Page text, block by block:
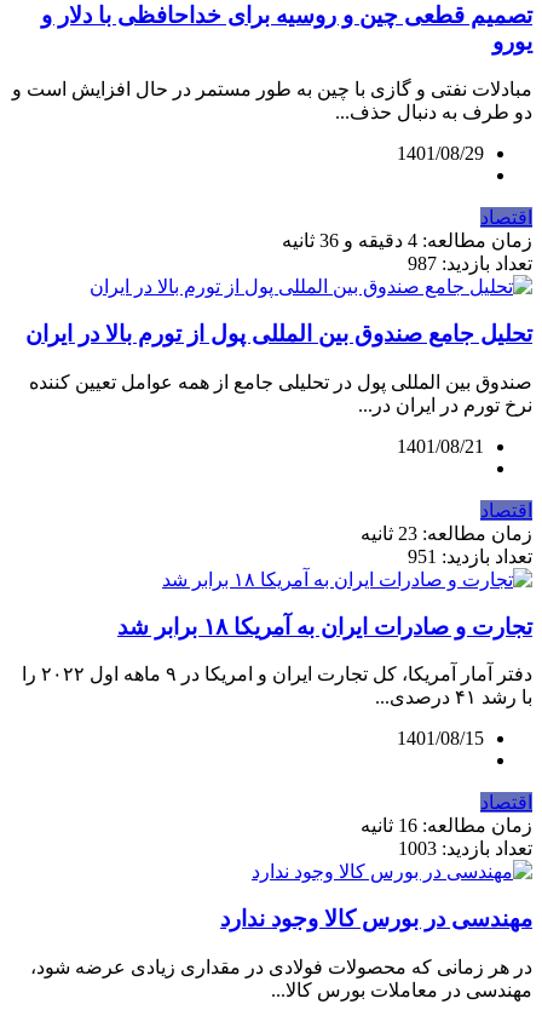
تصمیم قطعی چین و روسیه برای خداحافظی با دلار و
یورو
مبادلات نفتی و گازی با چین به طور مستمر در حال افزایش است و
دو طرف به دنبال حذف...
1401/08/29
اقتصاد
زمان مطالعه: 4 دقیقه و 36 ثانیه
تعداد بازدید: 987
تحلیل جامع صندوق بین المللی پول از تورم بالا در ایران
صندوق بین المللی پول در تحلیلی جامع از همه عوامل تعیین کننده
نرخ تورم در ایران در...
1401/08/21
اقتصاد
زمان مطالعه: 23 ثانیه
تعداد بازدید: 951
تجارت و صادرات ایران به آمریکا ۱۸ برابر شد
دفتر آمار آمریکا، کل تجارت ایران و امریکا در ۹ ماهه اول ۲۰۲۲ را
با رشد ۴۱ درصدی...
1401/08/15
اقتصاد
زمان مطالعه: 16 ثانیه
تعداد بازدید: 1003
مهندسی در بورس کالا وجود ندارد
در هر زمانی که محصولات فولادی در مقداری زیادی عرضه شود،
مهندسی در معاملات بورس کالا...